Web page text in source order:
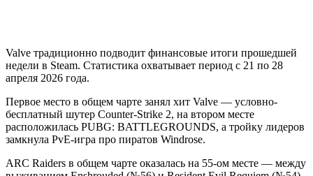
Valve традиционно подводит финансовые итоги прошедшей
недели в Steam. Статистика охватывает период с 21 по 28
апреля 2026 года.
Первое место в общем чарте занял хит Valve — условно-
бесплатный шутер Counter-Strike 2, на втором месте
расположилась PUBG: BATTLEGROUNDS, а тройку лидеров
замкнула PvE-игра про пиратов Windrose.
ARC Raiders в общем чарте оказалась на 55-ом месте — между